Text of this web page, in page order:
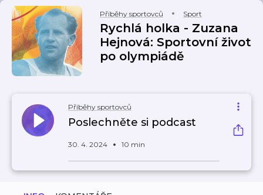
Příběhy sportovců Sport
Rychlá holka - Zuzana
Hejnová: Sportovní život
po olympiádě
Příběhy sportovců
Poslechněte si podcast
30. 4. 2024 10 min